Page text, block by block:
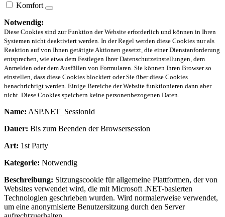
Komfort
Notwendig:
Diese Cookies sind zur Funktion der Website erforderlich und können in Ihren
Systemen nicht deaktiviert werden. In der Regel werden diese Cookies nur als
Reaktion auf von Ihnen getätigte Aktionen gesetzt, die einer Dienstanforderung
entsprechen, wie etwa dem Festlegen Ihrer Datenschutzeinstellungen, dem
Anmelden oder dem Ausfüllen von Formularen. Sie können Ihren Browser so
einstellen, dass diese Cookies blockiert oder Sie über diese Cookies
benachrichtigt werden. Einige Bereiche der Website funktionieren dann aber
nicht. Diese Cookies speichern keine personenbezogenen Daten.
Name: ASP.NET_SessionId
Dauer: Bis zum Beenden der Browsersession
Art: 1st Party
Kategorie: Notwendig
Beschreibung: Sitzungscookie für allgemeine Plattformen, der von
Websites verwendet wird, die mit Microsoft .NET-basierten
Technologien geschrieben wurden. Wird normalerweise verwendet,
um eine anonymisierte Benutzersitzung durch den Server